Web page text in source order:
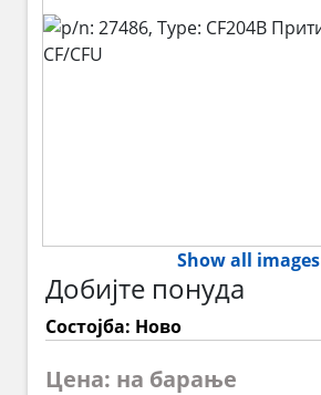
Show all images
Добијте понуда
Состојба: Ново
Цена: на барање